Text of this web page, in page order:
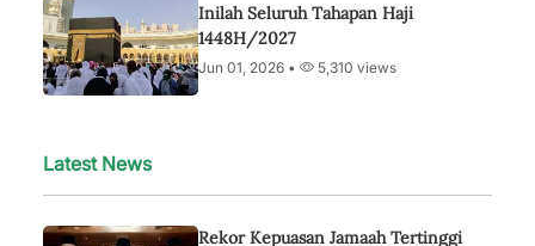
Inilah Seluruh Tahapan Haji
1448H/2027
Jun 01, 2026 • 5,310 views
Latest News
Rekor Kepuasan Jamaah Tertinggi